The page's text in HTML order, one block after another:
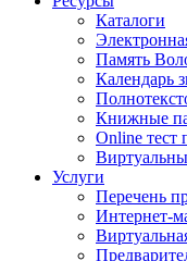
Каталоги
Память
Календарь
Книжные
Online тест
Услуги
Перечень
Интернет-